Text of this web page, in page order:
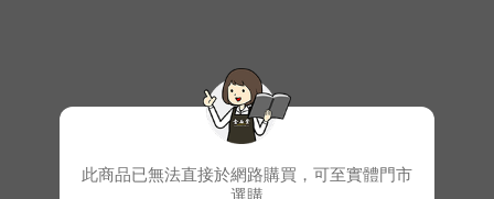
此商品已無法直接於網路購買，可至實體門市
選購